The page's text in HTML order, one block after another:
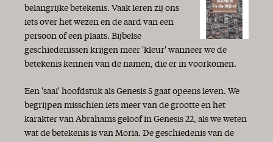
belangrijke betekenis. Vaak leren zij ons
iets over het wezen en de aard van een
persoon of een plaats. Bijbelse
geschiedenissen krijgen meer 'kleur' wanneer we de
betekenis kennen van de namen, die er in voorkomen.
Een 'saai' hoofdstuk als Genesis 5 gaat opeens leven. We
begrijpen misschien iets meer van de grootte en het
karakter van Abrahams geloof in Genesis 22, als we weten
wat de betekenis is van Moria. De geschiedenis van de